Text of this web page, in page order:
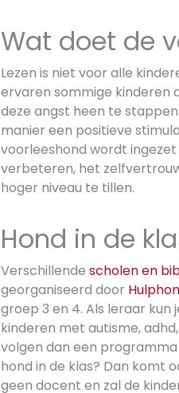
Wat doet de
Lezen is niet voor alle
ervaren sommige kinderen
deze angst heen te
manier een positieve
voorleeshond wordt
verbeteren, het
hoger niveau te tillen.
Hond in de
Verschillende scholen en
georganiseerd door
groep 3 en 4. Als leraar
kinderen met autisme,
volgen dan een
hond in de klas? Dan komt
geen docent en zal de